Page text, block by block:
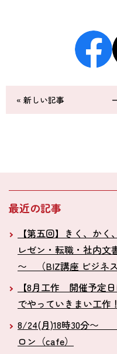
« 新しい記事
最近の記事
【第五回】きく、か
レゼン・転職・社内文
〜 （BIZ講座 ビジネ
【8月工作 開催予定
でやっていきまい工作！
8/24(月)18時30分
ロン（cafe）